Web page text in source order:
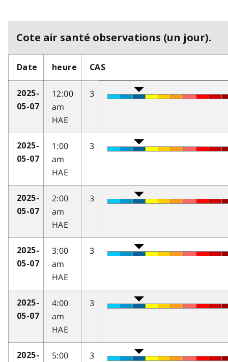
Cote air santé observations (un jour).
Date heure CAS
2025-
05-07
12:00
am
HAE
3
2025-
05-07
1:00
am
HAE
3
2025-
05-07
2:00
am
HAE
3
2025-
05-07
3:00
am
HAE
3
2025-
05-07
4:00
am
HAE
3
2025-
5:00
3